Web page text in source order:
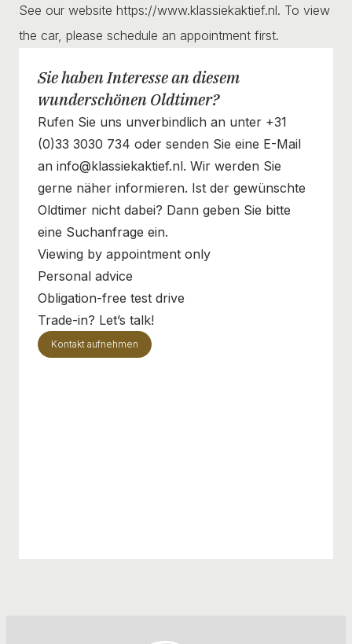
See our website https://www.klassiekaktief.nl. To view
the car, please schedule an appointment first.
Sie haben Interesse an diesem
wunderschönen Oldtimer?
Rufen Sie uns unverbindlich an unter +31
(0)33 3030 734 oder senden Sie eine E-Mail
an info@klassiekaktief.nl. Wir werden Sie
gerne näher informieren. Ist der gewünschte
Oldtimer nicht dabei? Dann geben Sie bitte
eine Suchanfrage ein.
Viewing by appointment only
Personal advice
Obligation-free test drive
Trade-in? Let’s talk!
Kontakt aufnehmen